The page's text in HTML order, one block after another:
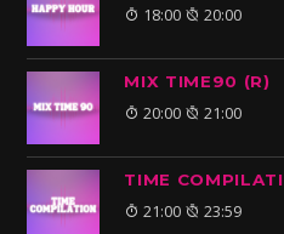
18:00 20:00
MIX TIME90 (R)
20:00 21:00
TIME
21:00 23:59